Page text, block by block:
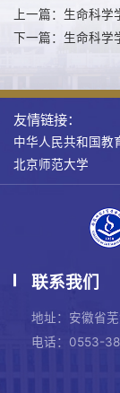
上一篇：生命科
下一篇：生命科学
友情链接：
中华人民共和国教
北京师范大学
联系我们
地址：安徽省
电话：0553-